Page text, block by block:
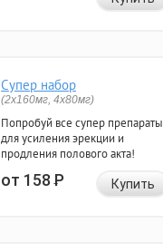
Супер набор
(2х160мг, 4х80мг)
Попробуй все супер препараты
для усиления эрекции и
продления полового акта!
от 158Р Купить